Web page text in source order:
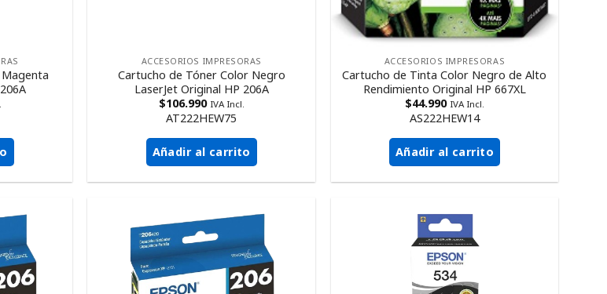
ACCESORIOS IMPRESORAS
Cartucho de Tóner Color Negro
LaserJet Original HP 206A
$106.990 IVA Incl.
AT222HEW75
Añadir al carrito
ACCESORIOS IMPRESORAS
Cartucho de Tinta Color Negro de Alto
Rendimiento Original HP 667XL
$44.990 IVA Incl.
AS222HEW14
Añadir al carrito